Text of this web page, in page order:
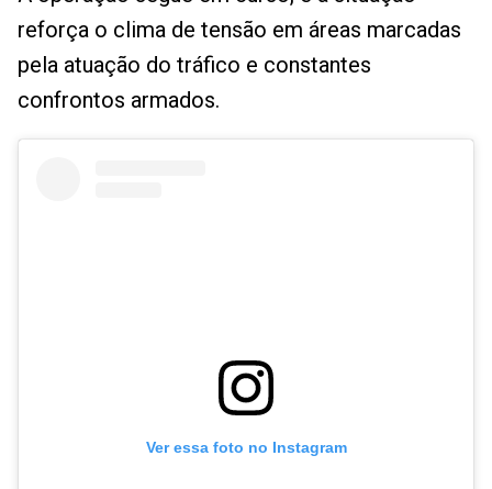
reforça o clima de tensão em áreas marcadas
pela atuação do tráfico e constantes
confrontos armados.
Ver essa foto no Instagram